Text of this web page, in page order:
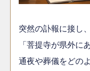
突然の訃報に接し
「菩提寺が県外に
通夜や葬儀をどの